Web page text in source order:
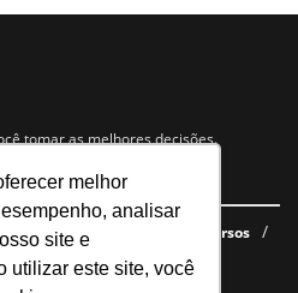
melhor
analisar
site e
utilizar este site, você
tomar as melhores decisões.
E-books gratuitos
Cursos